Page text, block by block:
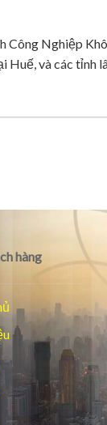
Nghiệp
Huế, và các tỉnh
hàng